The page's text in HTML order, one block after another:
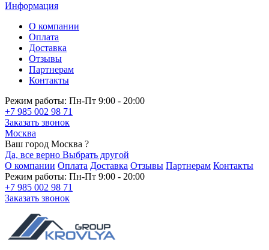
Информация
О компании
Оплата
Доставка
Отзывы
Партнерам
Контакты
Режим работы: Пн-Пт 9:00 - 20:00
+7 985 002 98 71
Заказать звонок
Москва
Ваш город Москва ?
Да, все верно Выбрать другой
О компании Оплата Доставка Отзывы Партнерам Контакты
Режим работы: Пн-Пт 9:00 - 20:00
+7 985 002 98 71
Заказать звонок